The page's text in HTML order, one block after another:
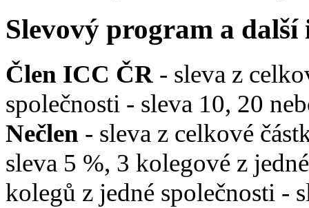
Slevový program a
Člen ICC ČR - sleva z
společnosti - sleva 10, 20
Nečlen - sleva z celkové
sleva 5 %, 3 kolegové z
kolegů z jedné společnosti -